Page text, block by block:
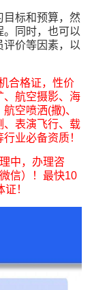
目标和预算，然
同时，也可以
价等因素，以
合格证，性价
、航空摄影、海
空喷洒(撒)、
、表演飞行、载
业必备资质！
中，办理咨
信）！最快10
！